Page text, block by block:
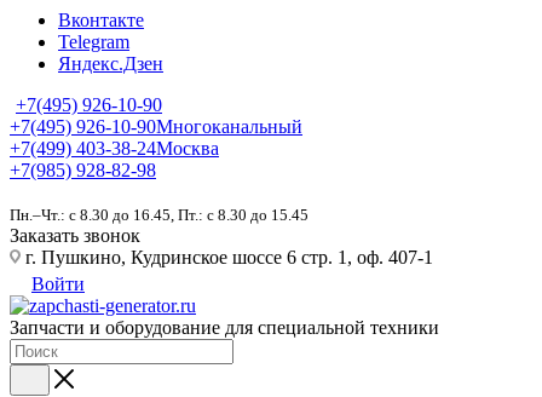
Вконтакте
Telegram
Яндекс.Дзен
+7(495) 926-10-90
+7(495) 926-10-90Многоканальный
+7(499) 403-38-24Москва
+7(985) 928-82-98
Пн.–Чт.: с 8.30 до 16.45, Пт.: с 8.30 до 15.45
Заказать звонок
г. Пушкино, Кудринское шоссе 6 стр. 1, оф. 407-1
Войти
Запчасти и оборудование для специальной техники